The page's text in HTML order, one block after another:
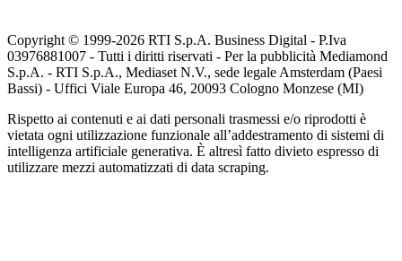
Copyright © 1999-2026 RTI S.p.A. Business Digital - P.Iva
03976881007 - Tutti i diritti riservati - Per la pubblicità Mediamond
S.p.A. - RTI S.p.A., Mediaset N.V., sede legale Amsterdam (Paesi
Bassi) - Uffici Viale Europa 46, 20093 Cologno Monzese (MI)
Rispetto ai contenuti e ai dati personali trasmessi e/o riprodotti è
vietata ogni utilizzazione funzionale all’addestramento di sistemi di
intelligenza artificiale generativa. È altresì fatto divieto espresso di
utilizzare mezzi automatizzati di data scraping.